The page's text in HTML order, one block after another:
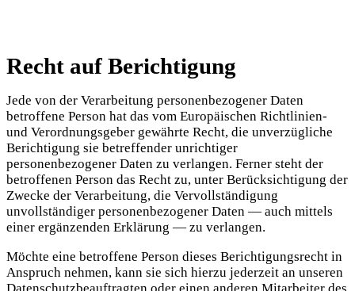
Recht auf Berichtigung
Jede von der Verarbeitung personenbezogener Daten
betroffene Person hat das vom Europäischen Richtlinien-
und Verordnungsgeber gewährte Recht, die unverzügliche
Berichtigung sie betreffender unrichtiger
personenbezogener Daten zu verlangen. Ferner steht der
betroffenen Person das Recht zu, unter Berücksichtigung der
Zwecke der Verarbeitung, die Vervollständigung
unvollständiger personenbezogener Daten — auch mittels
einer ergänzenden Erklärung — zu verlangen.
Möchte eine betroffene Person dieses Berichtigungsrecht in
Anspruch nehmen, kann sie sich hierzu jederzeit an unseren
Datenschutzbeauftragten oder einen anderen Mitarbeiter des